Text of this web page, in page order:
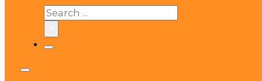
Search